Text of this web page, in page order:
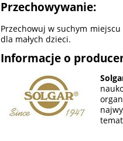
Przechowywanie:
Przechowuj w suchym
dla małych dzieci.
Informacje o